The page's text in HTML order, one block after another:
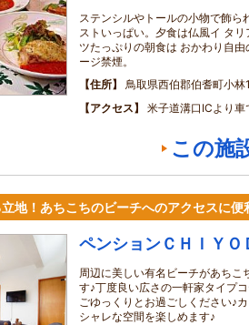
ステンシルやトールの小物で飾ら
ストいっぱい。夕食は仏風イ タ
ツたっぷりの朝食は おかわり自
ージ禁煙。
住所
鳥取県西伯郡伯耆町小
アクセス
米子道溝口ICより車
この施
地！あちこちのビーチへのアクセスに
ペンションＣＨＩＹＯ
周辺に美しい有名ビーチがあちこ
す♪丁度良い広さの一軒家タイプ
ごゆっくりとお過ごしください♪
シャレな空間を楽しめます♪